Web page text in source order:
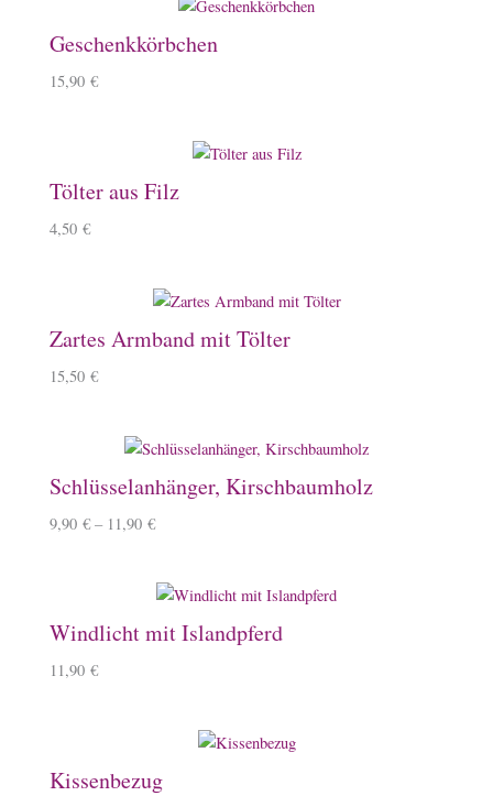
Geschenkkörbchen
15,90 €
Tölter aus Filz
4,50 €
Zartes Armband mit Tölter
15,50 €
Schlüsselanhänger, Kirschbaumholz
9,90 € – 11,90 €
Windlicht mit Islandpferd
11,90 €
Kissenbezug